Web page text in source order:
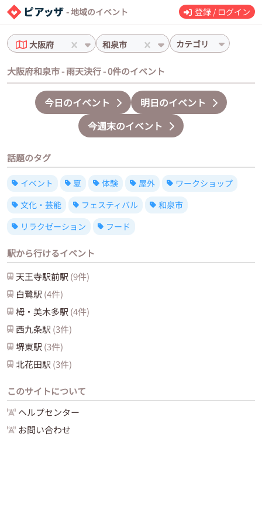
- 地域のイベント 登録 / ログイン
大阪府 和泉市 カテゴリ
大阪府和泉市 - 雨天決行 - 0件のイベント
今日のイベント
明日のイベント
今週末のイベント
話題のタグ
イベント 夏 体験 屋外
ワークショップ
文化・芸能
フェスティバル
和泉市
リラクゼーション
フード
駅から行けるイベント
天王寺駅前駅 (9件)
白鷺駅 (4件)
栂・美木多駅 (4件)
西九条駅 (3件)
堺東駅 (3件)
北花田駅 (3件)
このサイトについて
ヘルプセンター
お問い合わせ